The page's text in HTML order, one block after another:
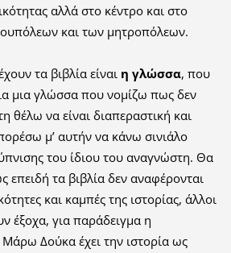
αλλά στο κέντρο και στο
και των μητροπόλεων.
τα βιβλία είναι η γλώσσα, που
μια γλώσσα που νομίζω πως δεν
θέλω να είναι διαπεραστική και
μ’ αυτήν να κάνω σινιάλο
του ίδιου του αναγνώστη. Θα
επειδή τα βιβλία δεν αναφέρονται
και καμπές της ιστορίας, άλλοι
έξοχα, για παράδειγμα η
Δούκα έχει την ιστορία ως